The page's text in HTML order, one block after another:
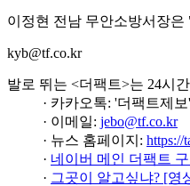
이정현 전남 무안소방서장
kyb@tf.co.kr
발로 뛰는 <더팩트>는 24시
· 카카오톡: '더팩트제
· 이메일: jebo@tf.co.kr
· 뉴스 홈페이지: https://
· 네이버 메인 더팩트
· 그곳이 알고싶냐? [